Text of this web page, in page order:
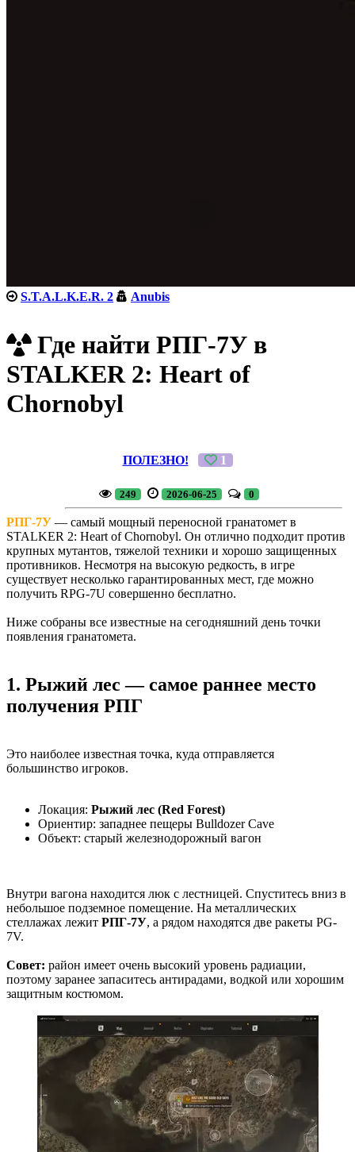
S.T.A.L.K.E.R. 2 Anubis
Где найти РПГ-7У в
STALKER 2: Heart of
Chornobyl
ПОЛЕЗНО! 1
249 2026-06-25 0
РПГ-7У — самый мощный переносной гранатомет в
STALKER 2: Heart of Chornobyl. Он отлично подходит против
крупных мутантов, тяжелой техники и хорошо защищенных
противников. Несмотря на высокую редкость, в игре
существует несколько гарантированных мест, где можно
получить RPG-7U совершенно бесплатно.
Ниже собраны все известные на сегодняшний день точки
появления гранатомета.
1. Рыжий лес — самое раннее место
получения РПГ
Это наиболее известная точка, куда отправляется
большинство игроков.
Локация: Рыжий лес (Red Forest)
Ориентир: западнее пещеры Bulldozer Cave
Объект: старый железнодорожный вагон
Внутри вагона находится люк с лестницей. Спуститесь вниз в
небольшое подземное помещение. На металлических
стеллажах лежит РПГ-7У, а рядом находятся две ракеты PG-
7V.
Совет: район имеет очень высокий уровень радиации,
поэтому заранее запаситесь антирадами, водкой или хорошим
защитным костюмом.